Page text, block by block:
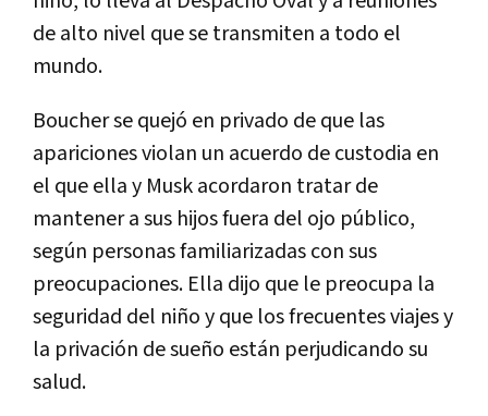
de alto nivel que se transmiten a todo el
mundo.
Boucher se quejó en privado de que las
apariciones violan un acuerdo de custodia en
el que ella y Musk acordaron tratar de
mantener a sus hijos fuera del ojo público,
según personas familiarizadas con sus
preocupaciones. Ella dijo que le preocupa la
seguridad del niño y que los frecuentes viajes y
la privación de sueño están perjudicando su
salud.